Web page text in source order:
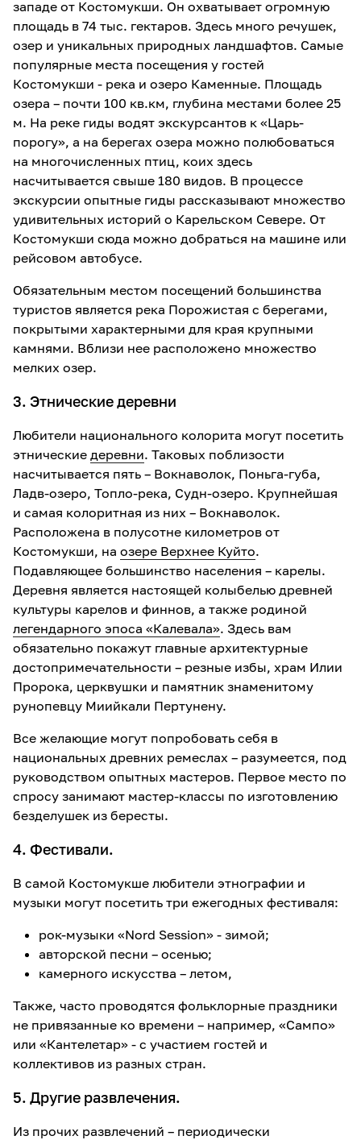
западе от Костомукши. Он охватывает огромную
площадь в 74 тыс. гектаров. Здесь много речушек,
озер и уникальных природных ландшафтов. Самые
популярные места посещения у гостей
Костомукши - река и озеро Каменные. Площадь
озера – почти 100 кв.км, глубина местами более 25
м. На реке гиды водят экскурсантов к «Царь-
порогу», а на берегах озера можно полюбоваться
на многочисленных птиц, коих здесь
насчитывается свыше 180 видов. В процессе
экскурсии опытные гиды рассказывают множество
удивительных историй о Карельском Севере. От
Костомукши сюда можно добраться на машине или
рейсовом автобусе.
Обязательным местом посещений большинства
туристов является река Порожистая с берегами,
покрытыми характерными для края крупными
камнями. Вблизи нее расположено множество
мелких озер.
3. Этнические деревни
Любители национального колорита могут посетить
этнические деревни. Таковых поблизости
насчитывается пять – Вокнаволок, Поньга-губа,
Ладв-озеро, Топло-река, Судн-озеро. Крупнейшая
и самая колоритная из них – Вокнаволок.
Расположена в полусотне километров от
Костомукши, на озере Верхнее Куйто.
Подавляющее большинство населения – карелы.
Деревня является настоящей колыбелью древней
культуры карелов и финнов, а также родиной
легендарного эпоса «Калевала». Здесь вам
обязательно покажут главные архитектурные
достопримечательности – резные избы, храм Илии
Пророка, церквушки и памятник знаменитому
рунопевцу Миийкали Пертунену.
Все желающие могут попробовать себя в
национальных древних ремеслах – разумеется, под
руководством опытных мастеров. Первое место по
спросу занимают мастер-классы по изготовлению
безделушек из бересты.
4. Фестивали.
В самой Костомукше любители этнографии и
музыки могут посетить три ежегодных фестиваля:
рок-музыки «Nord Session» - зимой;
авторской песни – осенью;
камерного искусства – летом,
Также, часто проводятся фольклорные праздники
не привязанные ко времени – например, «Сампо»
или «Кантелетар» - с участием гостей и
коллективов из разных стран.
5. Другие развлечения.
Из прочих развлечений – периодически